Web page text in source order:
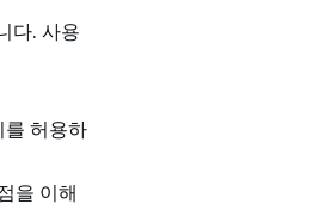
다. 사용
를 허용하
을 이해